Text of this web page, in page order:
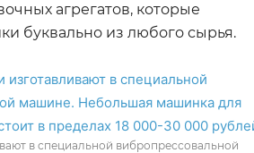
агрегатов, которые
буквально из любого сырья.
в специальной вибропрессовальной